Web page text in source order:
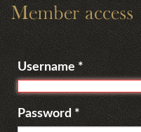
Member access
Username *
Password *